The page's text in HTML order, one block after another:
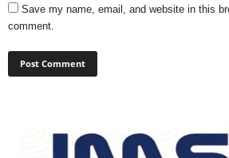
Save my name, email, and website in this
comment.